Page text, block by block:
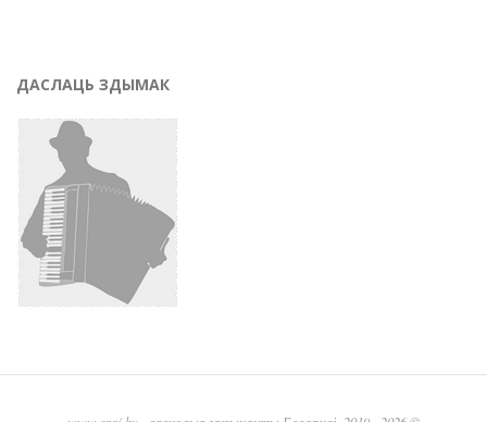
ДАСЛАЦЬ ЗДЫМАК